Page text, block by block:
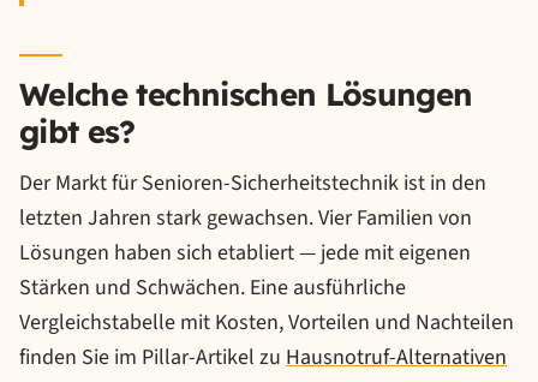
Welche technischen Lösungen
gibt es?
Der Markt für Senioren-Sicherheitstechnik ist in den
letzten Jahren stark gewachsen. Vier Familien von
Lösungen haben sich etabliert — jede mit eigenen
Stärken und Schwächen. Eine ausführliche
Vergleichstabelle mit Kosten, Vorteilen und Nachteilen
finden Sie im Pillar-Artikel zu Hausnotruf-Alternativen